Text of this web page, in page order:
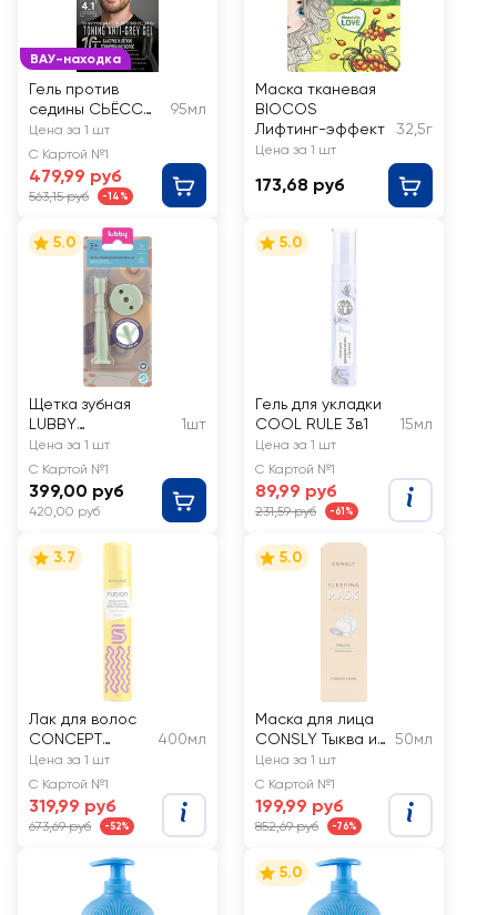
ВАУ-находка
Гель против
седины СЬЁСС
Men тонирующий
Натуральный
каштановый 4_1
95мл
Цена за 1 шт
С Картой №1
479,99 руб
563,15 руб -14%
Маска тканевая
BIOCOS
Лифтинг-эффект
32,5г
Цена за 1 шт
173,68 руб
5.0
Щетка зубная
LUBBY
ультрамягкая с
футляром, с 4
месяцев, Арт. 30170
1шт
Цена за 1 шт
С Картой №1
399,00 руб
420,00 руб
5.0
Гель для укладки
COOL RULE 3в1
15мл
Цена за 1 шт
С Картой №1
89,99 руб
231,59 руб -61%
3.7
Лак для волос
CONCEPT
FUSION
Экстрасильная
фиксация
400мл
Цена за 1 шт
С Картой №1
319,99 руб
673,69 руб -52%
5.0
Маска для лица
CONSLY Тыква и
семена чиа,
Обновляющая
ночная
50мл
Цена за 1 шт
С Картой №1
199,99 руб
852,69 руб -76%
5.0